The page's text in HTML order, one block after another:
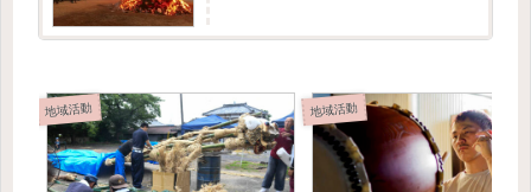
地域活動 地域活動